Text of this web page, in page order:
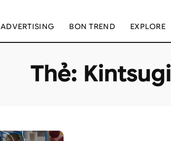
ADVERTISING BON TREND EXPLORE
Thẻ: Kintsugi